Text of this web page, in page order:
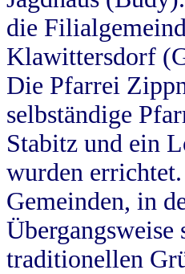
die
Klawittersdorf
Die Pfarrei
selbständige
Stabitz und ein
wurden
Gemeinden, in
traditionellen